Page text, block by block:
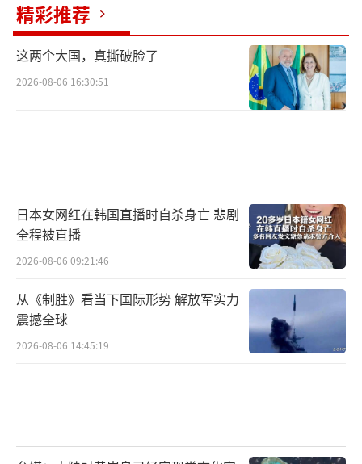
精彩推荐
这两个大国，真撕破脸了
2026-08-06 16:30:51
日本女网红在韩国直播时自杀身亡 悲剧
全程被直播
2026-08-06 09:21:46
从《制胜》看当下国际形势 解放军实力
震撼全球
2026-08-06 14:45:19